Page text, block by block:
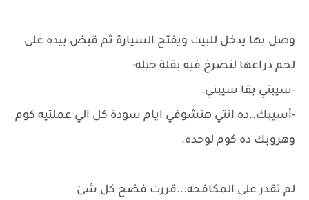
وصل بها يدخل للبيت ويفتح السيارة ثم قبض بيده على
لحم ذراعها لتصرخ فيه بقلة حيله:
-سيبني بقا سيبني.
-أسيبك..ده انتي هتشوفي ايام سودة كل الي عملتيه كوم
وهروبك ده كوم لوحده.
لم تقدر على المكافحه...قررت فضح كل شئ